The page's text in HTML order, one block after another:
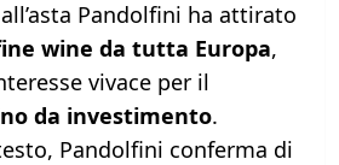
Pandolfini ha attirato
wine da tutta Europa,
vivace per il
da investimento.
Pandolfini conferma di